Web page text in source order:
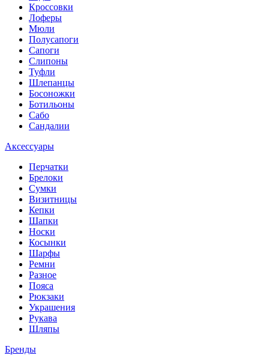
Кроссовки
Лоферы
Мюли
Полусапоги
Сапоги
Слипоны
Туфли
Шлепанцы
Босоножки
Ботильоны
Сабо
Сандалии
Аксессуары
Перчатки
Брелоки
Сумки
Визитницы
Кепки
Шапки
Носки
Косынки
Шарфы
Ремни
Разное
Пояса
Рюкзаки
Украшения
Рукава
Шляпы
Бренды